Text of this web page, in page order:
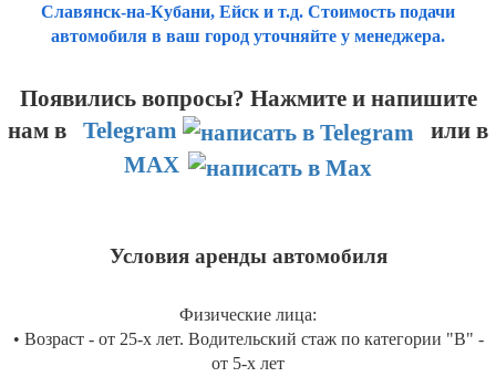
Славянск-на-Кубани, Ейск и т.д. Стоимость подачи
автомобиля в ваш город уточняйте у менеджера.
Появились вопросы? Нажмите и напишите
нам в Telegram
или в
MAX
Условия аренды автомобиля
Физические лица:
• Возраст - от 25-х лет. Водительский стаж по категории "B" -
от 5-х лет